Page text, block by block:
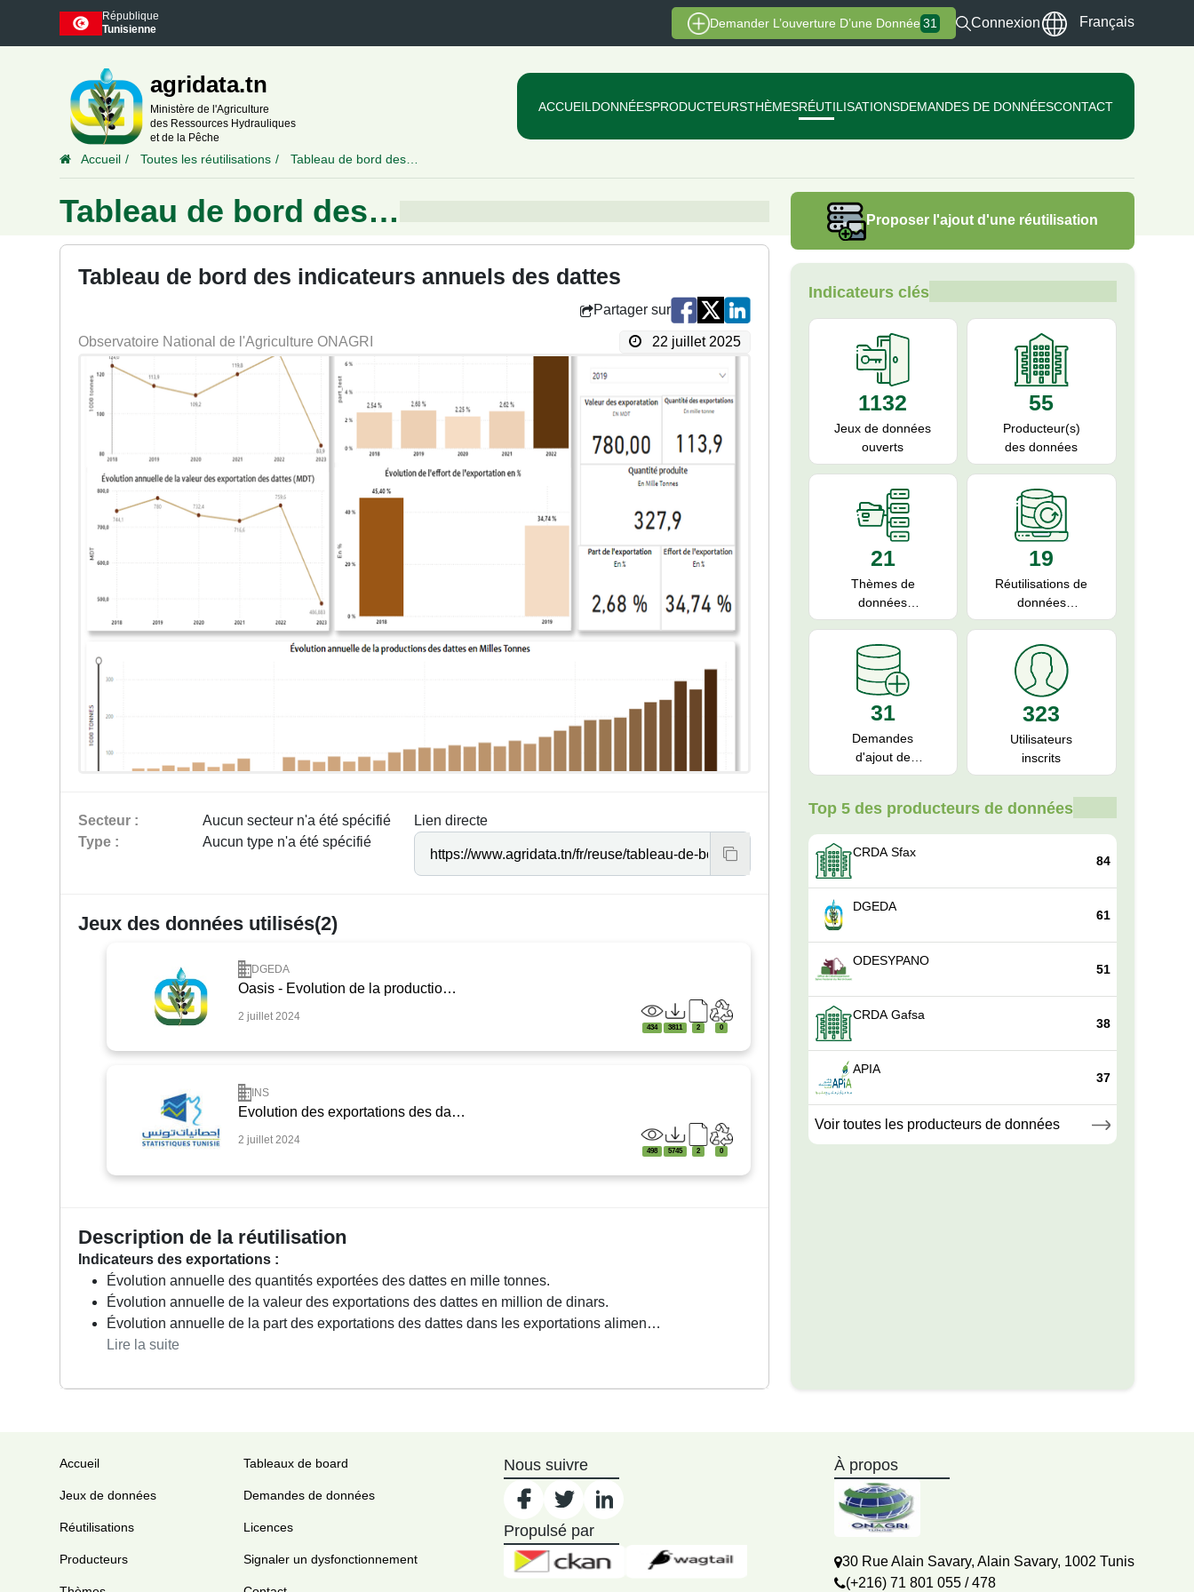
République
Tunisienne
Demander L’ouverture D’une Donnée 31 Connexion Français
agridata.tn
Ministère de l'Agriculture
des Ressources Hydrauliques
et de la Pêche
ACCUEIL DONNÉESPRODUCTEURSTHÈMESRÉUTILISATIONSDEMANDES DE DONNÉESCONTACT
Accueil Toutes les réutilisations Tableau de bord des…
Tableau de bord des…
Tableau de bord des indicateurs annuels des dattes
Partager sur
Observatoire National de l'Agriculture ONAGRI 22 juillet 2025
Secteur :
Aucun secteur n'a été spécifié
Type :
Aucun type n'a été spécifié
Lien directe
Jeux des données utilisés(2)
DGEDA
Oasis - Evolution de la productio…
2 juillet 2024
434 3811 2 0
INS
Evolution des exportations des da…
2 juillet 2024
498 5745 2 0
Description de la réutilisation
Indicateurs des exportations :
Évolution annuelle des quantités exportées des dattes en mille tonnes.
Évolution annuelle de la valeur des exportations des dattes en million de dinars.
Évolution annuelle de la part des exportations des dattes dans les exportations alimen…
Lire la suite
Proposer l'ajout d'une réutilisation
Indicateurs clés
1132
Jeux de données
ouverts
55
Producteur(s)
des données
21
Thèmes de
données
ouvertes
19
Réutilisations de
données
ouvertes
31
Demandes
d'ajout de
données
323
Utilisateurs
inscrits
Top 5 des producteurs de données
CRDA Sfax
84
DGEDA
61
ODESYPANO
51
CRDA Gafsa
38
APIA
37
Voir toutes les producteurs de données
Accueil
Jeux de données
Réutilisations
Producteurs
Tableaux de board
Demandes de données
Licences
Signaler un dysfonctionnement
Nous suivre
Propulsé par
À propos
30 Rue Alain Savary, Alain Savary, 1002 Tunis
(+216) 71 801 055 / 478